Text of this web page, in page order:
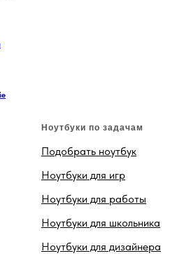
Ноутбуки по задачам
Подобрать ноутбук
Ноутбуки для игр
Ноутбуки для работы
Ноутбуки для школьника
Ноутбуки для дизайнера